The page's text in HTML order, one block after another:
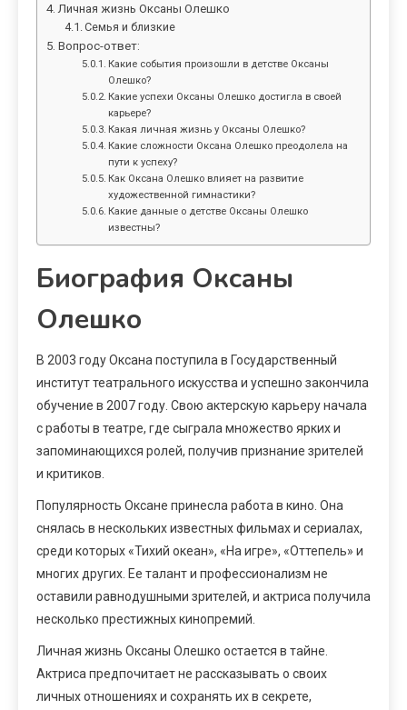
Личная жизнь Оксаны Олешко
Семья и близкие
Вопрос-ответ:
Какие события произошли в детстве Оксаны
Олешко?
Какие успехи Оксаны Олешко достигла в своей
карьере?
Какая личная жизнь у Оксаны Олешко?
Какие сложности Оксана Олешко преодолела на
пути к успеху?
Как Оксана Олешко влияет на развитие
художественной гимнастики?
Какие данные о детстве Оксаны Олешко
известны?
Биография Оксаны
Олешко
В 2003 году Оксана поступила в Государственный
институт театрального искусства и успешно закончила
обучение в 2007 году. Свою актерскую карьеру начала
с работы в театре, где сыграла множество ярких и
запоминающихся ролей, получив признание зрителей
и критиков.
Популярность Оксане принесла работа в кино. Она
снялась в нескольких известных фильмах и сериалах,
среди которых «Тихий океан», «На игре», «Оттепель» и
многих других. Ее талант и профессионализм не
оставили равнодушными зрителей, и актриса получила
несколько престижных кинопремий.
Личная жизнь Оксаны Олешко остается в тайне.
Актриса предпочитает не рассказывать о своих
личных отношениях и сохранять их в секрете,